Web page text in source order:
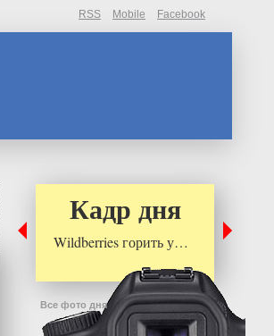
RSS Mobile Facebook
Кадр дня
Wildberries горить у…
Все фото дня